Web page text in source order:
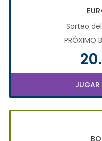
Sorteo
PRÓXIMO
JUGAR